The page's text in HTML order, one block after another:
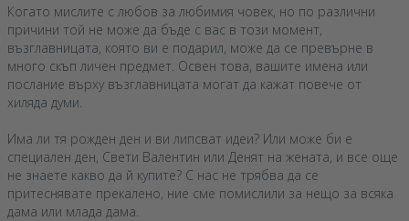
Когато мислите с любов за любимия човек, но по различни
причини той не може да бъде с вас в този момент,
възглавницата, която ви е подарил, може да се превърне в
много скъп личен предмет. Освен това, вашите имена или
послание върху възглавницата могат да кажат повече от
хиляда думи.
Има ли тя рожден ден и ви липсват идеи? Или може би е
специален ден, Свети Валентин или Денят на жената, и все още
не знаете какво да й купите? С нас не трябва да се
притеснявате прекалено, ние сме помислили за нещо за всяка
дама или млада дама.